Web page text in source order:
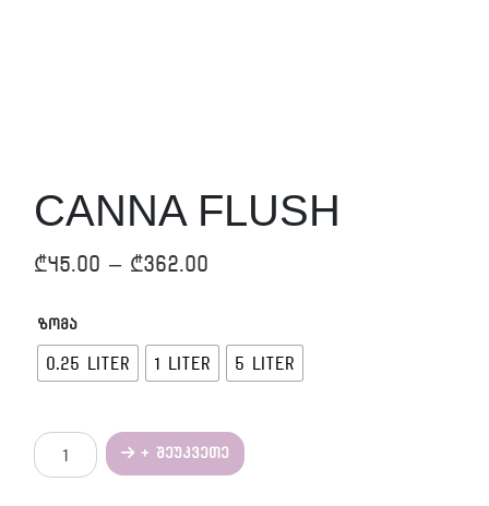
CANNA FLUSH
₾45.00 – ₾362.00
through
ზომა
0.25 LITER 1 LITER 5 LITER
რაოდენობა:
CANNA
+ შეუკვეთე